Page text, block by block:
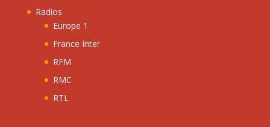
Radios
Europe 1
France Inter
RFM
RMC
RTL